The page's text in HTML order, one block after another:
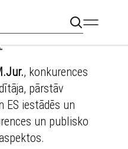
, konkurences
pārstāv
ES iestādēs un
un publisko